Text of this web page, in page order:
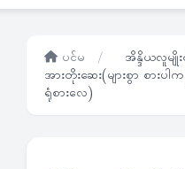
ပင်မ /
အိန္ဒိယလူမ
အားတိုးဆေး(များစွာ စား
ရုံစားလေ)